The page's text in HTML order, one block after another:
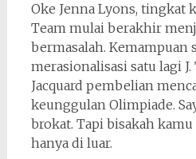
Oke Jenna Lyons, tingkat
Team mulai berakhir
bermasalah. Kemampuan
merasionalisasi satu lagi J.
Jacquard pembelian
keunggulan Olimpiade.
brokat. Tapi bisakah
hanya di luar.